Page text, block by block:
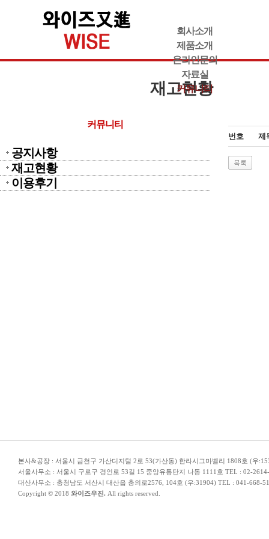
회사소개
제품소개
온라인문의
자료실
커뮤니티
재고현황
커뮤니티
공지사항
재고현황
이용후기
번호 제
본사&공장 : 서울시 금천구 가산디지털 2로 53(가산동) 한라시그마벨리 1808호 (우
서울사무소 : 서울시 구로구 경인로 53길 15 중앙유통단지 나동 1111호 TEL : 02-
대산사무소 : 충청남도 서산시 대산읍 충의로2576, 104호 (우:31904) TEL : 041-668-
Copyright © 2018 와이즈우진. All rights reserved.